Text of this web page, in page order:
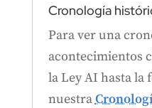
Cronología
Para ver una
acontecimientos
la Ley AI hasta la
nuestra